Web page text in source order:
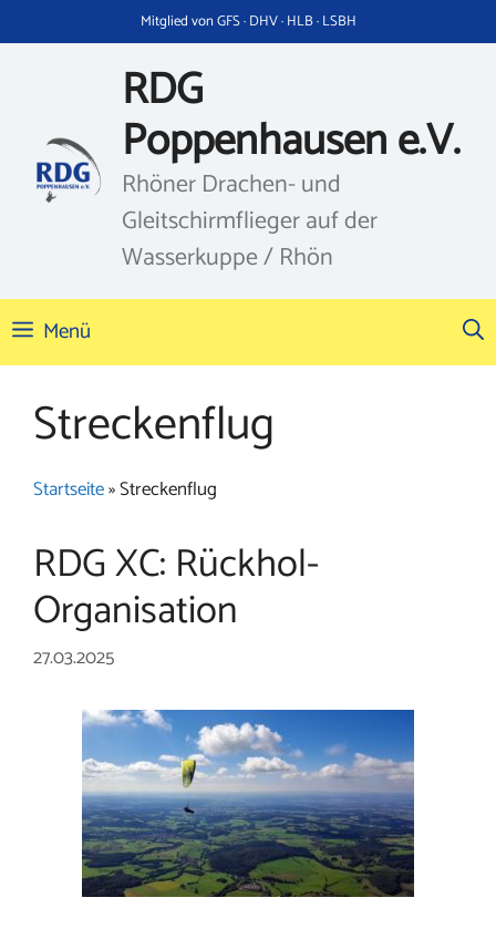
Inhalt
Mitglied von GFS · DHV · HLB · LSBH
RDG
Poppenhausen e.V.
Rhöner Drachen- und
Gleitschirmflieger auf der
Wasserkuppe / Rhön
Menü
Streckenflug
Startseite»Streckenflug
RDG XC: Rückhol-
Organisation
27.03.2025